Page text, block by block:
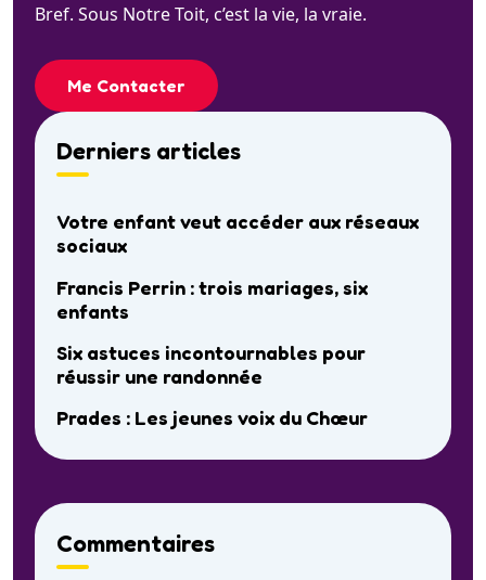
Bref. Sous Notre Toit, c’est la vie, la vraie.
Me Contacter
Derniers articles
Votre enfant veut accéder aux réseaux
sociaux
Francis Perrin : trois mariages, six
enfants
Six astuces incontournables pour
réussir une randonnée
Prades : Les jeunes voix du Chœur
Commentaires